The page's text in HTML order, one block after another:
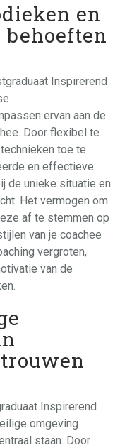
en
behoeften
Inspirerend
ervan aan de
Door flexibel te
toe te
en effectieve
de unieke situatie en
Het vermogen om
af te stemmen op
van je coachee
vergroten,
van de
Inspirerend
omgeving
staan. Door